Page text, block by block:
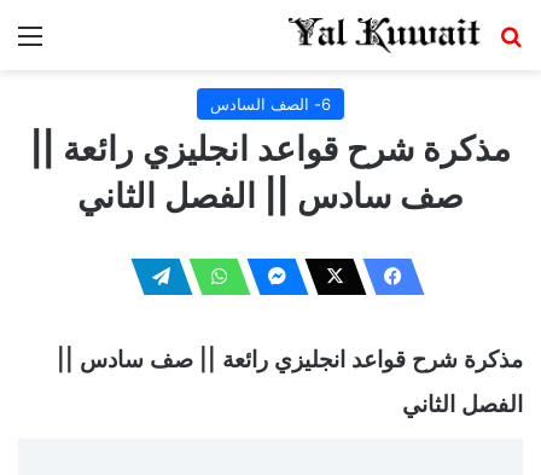
بحث عن
6- الصف السادس
مذكرة شرح قواعد انجليزي رائعة ||
صف سادس || الفصل الثاني
مذكرة شرح قواعد انجليزي رائعة || صف سادس ||
الفصل الثاني